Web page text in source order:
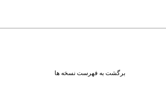
برگشت به فهرست نسخه ها